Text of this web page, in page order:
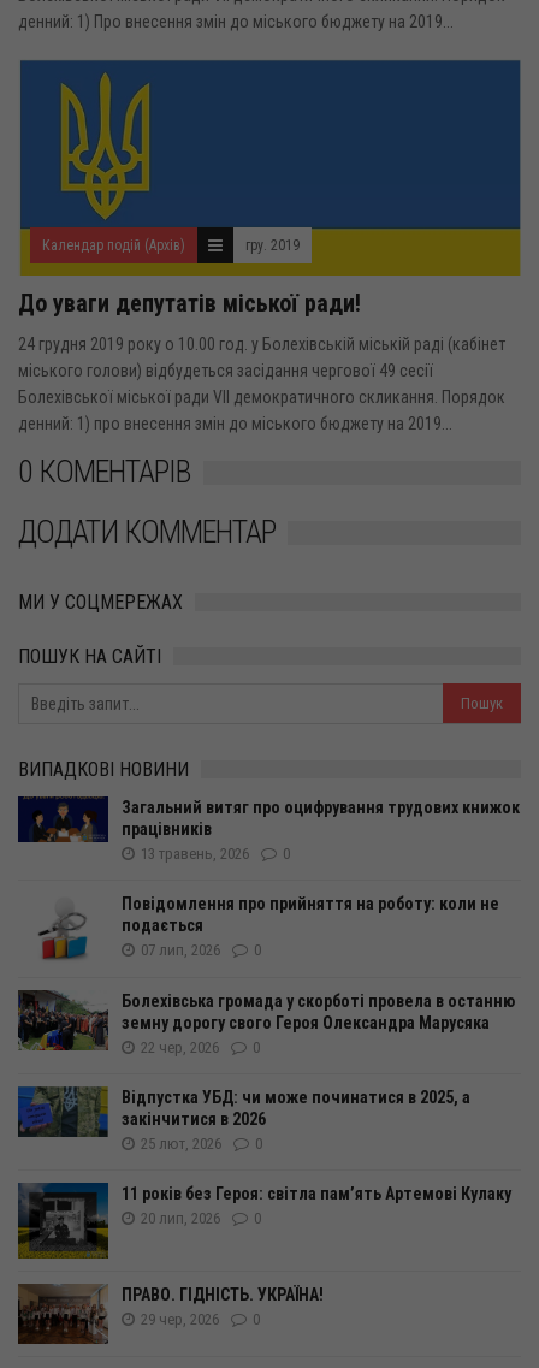
денний: 1) Про внесення змін до міського бюджету на 2019...
Календар подій (Архів) гру. 2019
До уваги депутатів міської ради!
24 грудня 2019 року о 10.00 год. у Болехівській міській раді (кабінет
міського голови) відбудеться засідання чергової 49 сесії
Болехівської міської ради VII демократичного скликання. Порядок
денний: 1) про внесення змін до міського бюджету на 2019...
0 КОМЕНТАРІВ
ДОДАТИ КОММЕНТАР
МИ У СОЦМЕРЕЖАХ
ПОШУК НА САЙТІ
ВИПАДКОВІ НОВИНИ
Загальний витяг про оцифрування трудових книжок
працівників
13 травень, 2026 0
Повідомлення про прийняття на роботу: коли не
подається
07 лип, 2026 0
Болехівська громада у скорботі провела в останню
земну дорогу свого Героя Олександра Марусяка
22 чер, 2026 0
Відпустка УБД: чи може починатися в 2025, а
закінчитися в 2026
25 лют, 2026 0
11 років без Героя: світла пам’ять Артемові Кулаку
20 лип, 2026 0
ПРАВО. ГІДНІСТЬ. УКРАЇНА!
29 чер, 2026 0